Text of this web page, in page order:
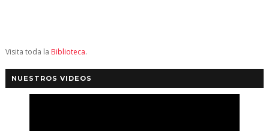
Visita toda la Biblioteca.
NUESTROS VIDEOS